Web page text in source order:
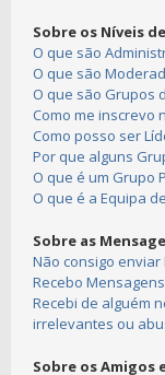
Sobre os Níveis
O que são
O que são
O que são Grupos
Como me inscrevo
Como posso ser
Por que alguns
O que é um Grupo
O que é a Equipa
Sobre as
Não consigo
Recebo
Recebi de alguém
irrelevantes ou
Sobre os Amigos